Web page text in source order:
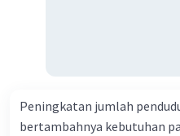
Peningkatan jumlah
bertambahnya kebutuhan